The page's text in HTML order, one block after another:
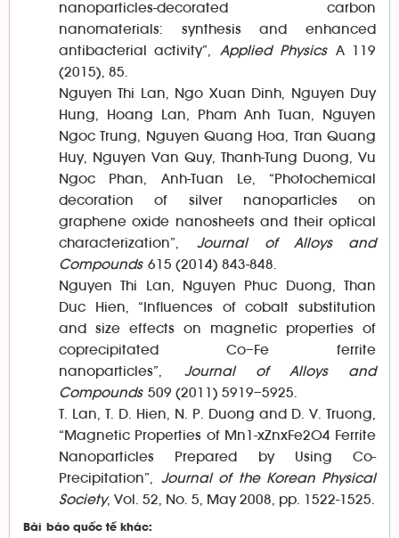
nanoparticles-decorated carbon
nanomaterials: synthesis and enhanced
antibacterial activity”, Applied PhysicsA 119
(2015), 85.
Nguyen Thi Lan, Ngo Xuan Dinh, Nguyen Duy
Hung, Hoang Lan, Pham Anh Tuan, Nguyen
Ngoc Trung, Nguyen Quang Hoa, Tran Quang
Huy, Nguyen Van Quy, Thanh-Tung Duong, Vu
Ngoc Phan, Anh-Tuan Le, “Photochemical
decoration of silver nanoparticles on
graphene oxide nanosheets and their optical
characterization”,Journal of Alloys and
Compounds615 (2014) 843-848.
Nguyen Thi Lan, Nguyen Phuc Duong, Than
Duc Hien, “Influences of cobalt substitution
and size effects on magnetic properties of
coprecipitated Co–Fe ferrite
nanoparticles”, Journal of Alloys and
Compounds509 (2011) 5919–5925.
T. Lan, T. D. Hien, N. P. Duong and D. V. Truong,
“Magnetic Properties of Mn1-xZnxFe2O4 Ferrite
Nanoparticles Prepared by Using Co-
Precipitation”,Journal of the Korean Physical
Society, Vol. 52, No. 5, May 2008, pp. 1522-1525.
Bài
báo quốc tế khác: